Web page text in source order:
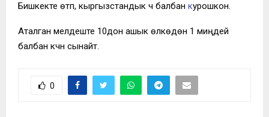
Бишкекте өтүп, кыргызстандык үч балбан курошкон.
Аталган мелдеште 10дон ашык өлкөдөн 1 миңдей
балбан күчүн сынайт.
0